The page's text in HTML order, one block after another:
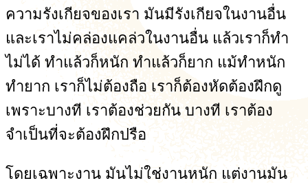
ความรังเกียจของเรา มันมีรังเกียจในงานอื่น
และเราไม่คล่องแคล่วในงานอื่น แล้วเราก็ทำ
ไม่ได้ ทำแล้วก็หนัก ทำแล้วก็ยาก แม้ทำหนัก
ทำยาก เราก็ไม่ต้องถือ เราก็ต้องหัดต้องฝึกดู
เพราะบางที เราต้องช่วยกัน บางที เราต้อง
จำเป็นที่จะต้องฝึกปรือ
โดยเฉพาะงาน มันไม่ใช่งานหนัก แต่งานมัน